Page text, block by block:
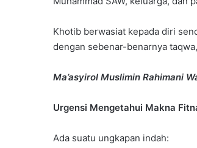
Khotib berwasiat kepada diri
dengan sebenar-benarnya
Ma’asyirol Muslimin Rahimani
Urgensi Mengetahui Makna
Ada suatu ungkapan indah: